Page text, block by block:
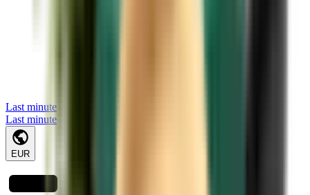
Last minute
Last minute
EUR